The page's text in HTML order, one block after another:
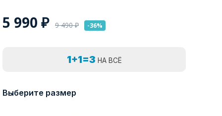
5 990 ₽ 9 490₽ -36%
1+1=3 НА ВСЁ
Выберите размер